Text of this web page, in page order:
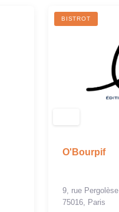
BISTROT
O'Bourpif
9, rue Pergolèse
75016, Paris